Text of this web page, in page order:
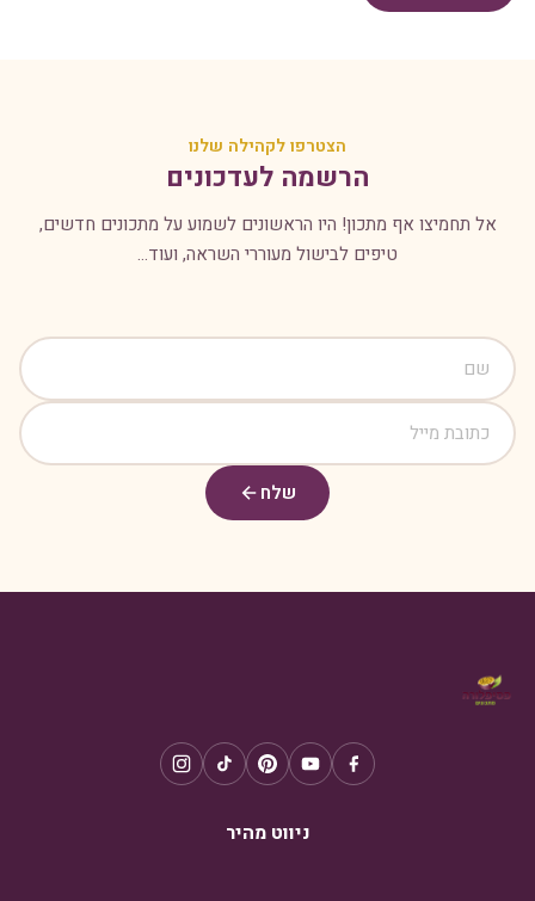
הצטרפו לקהילה שלנו
הרשמה לעדכונים
אל תחמיצו אף מתכון! היו הראשונים לשמוע על מתכונים חדשים,
טיפים לבישול מעוררי השראה, ועוד...
שלח
ניווט מהיר